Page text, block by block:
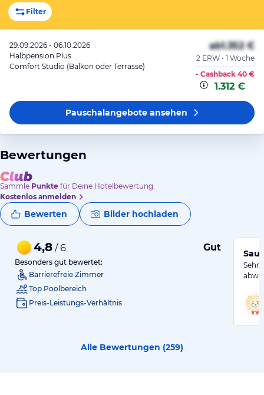
Filter
29.09.2026 - 06.10.2026
Halbpension Plus
Comfort Studio (Balkon oder Terrasse)
ab1.352 €
2 ERW • 1 Woche
- Cashback 40 €
1.312 €
Pauschalangeboteansehen
Bewertungen
Sammle Punkte für Deine Hotelbewertung.
Kostenlos anmelden
Bewerten Bilder hochladen
4,8 / 6 Gut
Besonders gut bewertet:
Barrierefreie Zimmer
Top Poolbereich
Preis-Leistungs-Verhältnis
Sehr
Alle Bewertungen (259)